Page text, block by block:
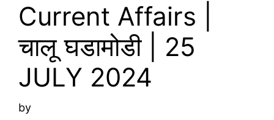
Current Affairs |
चालू घडामोडी | 25
JULY 2024
by